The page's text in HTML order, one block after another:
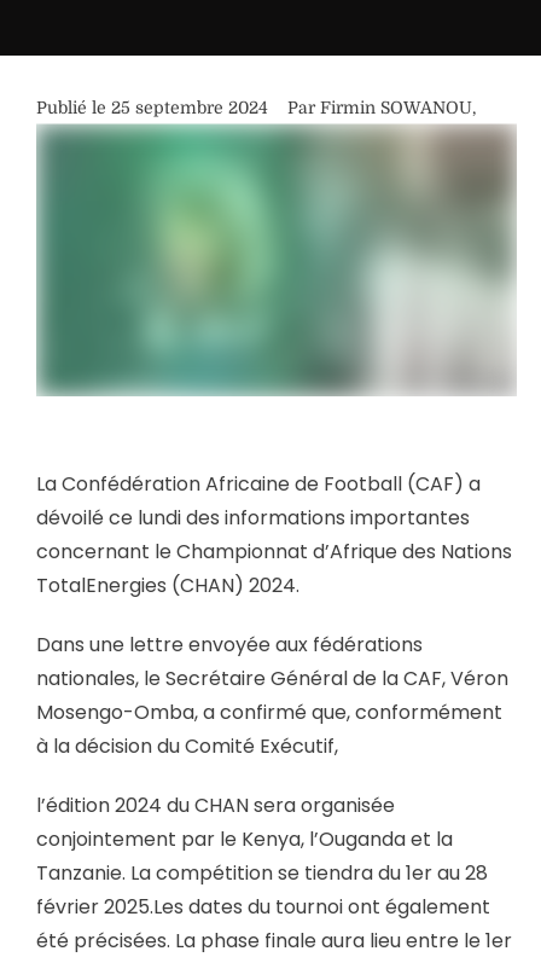
Publié le 25 septembre 2024 Par Firmin SOWANOU,
La Confédération Africaine de Football (CAF) a
dévoilé ce lundi des informations importantes
concernant le Championnat d’Afrique des Nations
TotalEnergies (CHAN) 2024.
Dans une lettre envoyée aux fédérations
nationales, le Secrétaire Général de la CAF, Véron
Mosengo-Omba, a confirmé que, conformément
à la décision du Comité Exécutif,
l’édition 2024 du CHAN sera organisée
conjointement par le Kenya, l’Ouganda et la
Tanzanie. La compétition se tiendra du 1er au 28
février 2025.Les dates du tournoi ont également
été précisées. La phase finale aura lieu entre le 1er